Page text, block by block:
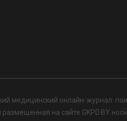
медицинский онлайн-журнал:
на сайте GKPD.BY